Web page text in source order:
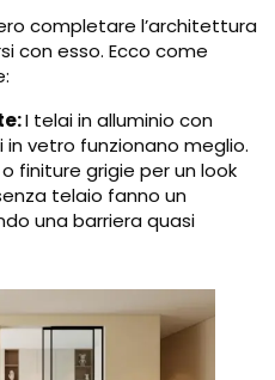
completare l’architettura
con esso. Ecco come
I telai in alluminio con
vetro funzionano meglio.
finiture grigie per un look
telaio fanno un
una barriera quasi